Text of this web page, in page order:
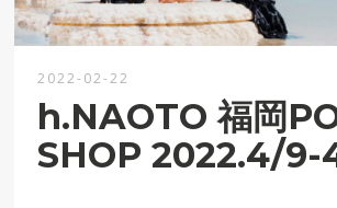
2022-02-22
h.NAOTO 福岡
SHOP 2022.4/9-